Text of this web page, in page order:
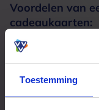
Toestemming
Voordelen van
cadeaukaarten:
Meerdere
Een